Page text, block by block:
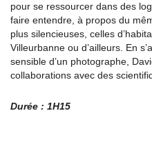
pour se ressourcer dans des
faire entendre, à propos du
plus silencieuses, celles
Villeurbanne ou d’ailleurs. En
sensible d’un photographe,
collaborations avec des
Durée : 1H15